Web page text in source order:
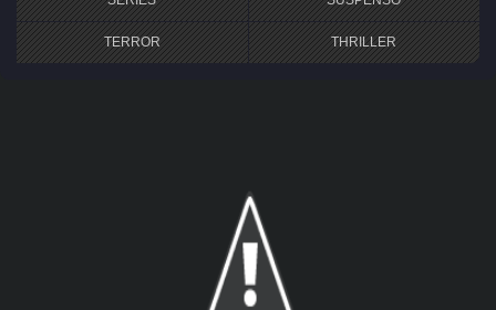
TERROR THRILLER